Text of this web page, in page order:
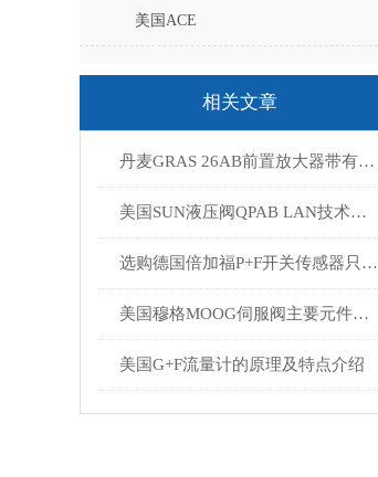
美国ACE
美国UNIMEASURE
相关文章
丹麦GRAS 26AB前置放大器带有集成连接器的操作功能
美国SUN液压阀QPAB LAN技术描述
选购德国倍加福P+F开关传感器只需考虑这六点便可
美国穆格MOOG伺服阀主要元件有以下几个
美国G+F流量计的原理及特点介绍